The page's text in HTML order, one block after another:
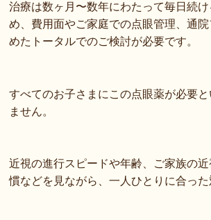
治療は数ヶ月〜数年にわたって毎日続
め、費用面やご家庭での点眼管理、通
めたトータルでのご検討が必要です。
すべてのお子さまにこの点眼薬が必要と
ません。
近視の進行スピードや年齢、ご家族の
慣などを見ながら、一人ひとりに合った